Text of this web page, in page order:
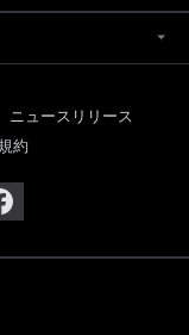
ニュースリリース
約